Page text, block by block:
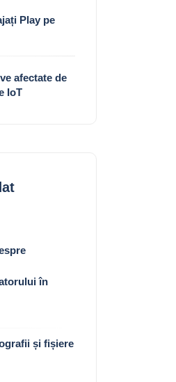
Play pe
afectate de
IoT
în
și fișiere